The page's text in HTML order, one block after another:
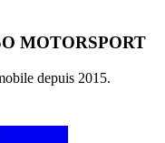
MOTORSPORT
depuis 2015.